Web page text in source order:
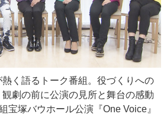
く語るトーク番組。役づくりへの
劇の前に公演の見所と舞台の感動
宝塚バウホール公演『One Voice』